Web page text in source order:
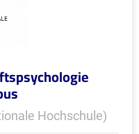
Hochschule)